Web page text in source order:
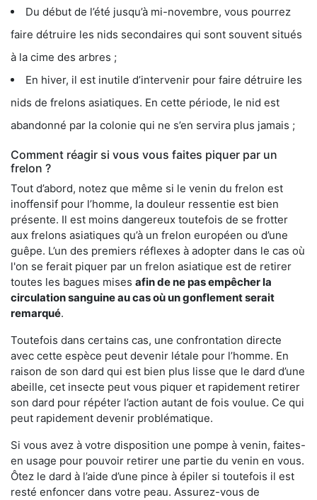
Du début de l’été jusqu’à mi-novembre, vous pourrez
faire détruire les nids secondaires qui sont souvent situés
à la cime des arbres ;
En hiver, il est inutile d’intervenir pour faire détruire les
nids de frelons asiatiques. En cette période, le nid est
abandonné par la colonie qui ne s’en servira plus jamais ;
Comment réagir si vous vous faites piquer par un
frelon ?
Tout d’abord, notez que même si le venin du frelon est
inoffensif pour l’homme, la douleur ressentie est bien
présente. Il est moins dangereux toutefois de se frotter
aux frelons asiatiques qu’à un frelon européen ou d’une
guêpe. L’un des premiers réflexes à adopter dans le cas où
l'on se ferait piquer par un frelon asiatique est de retirer
toutes les bagues mises afin de ne pas empêcher la
circulation sanguine au cas où un gonflement serait
remarqué.
Toutefois dans certains cas, une confrontation directe
avec cette espèce peut devenir létale pour l’homme. En
raison de son dard qui est bien plus lisse que le dard d’une
abeille, cet insecte peut vous piquer et rapidement retirer
son dard pour répéter l’action autant de fois voulue. Ce qui
peut rapidement devenir problématique.
Si vous avez à votre disposition une pompe à venin, faites-
en usage pour pouvoir retirer une partie du venin en vous.
Ôtez le dard à l’aide d’une pince à épiler si toutefois il est
resté enfoncer dans votre peau. Assurez-vous de